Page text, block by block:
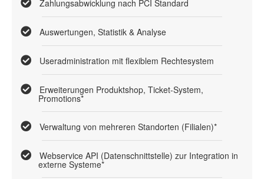
Zahlungsabwicklung nach PCI Standard
Auswertungen, Statistik & Analyse
Useradministration mit flexiblem Rechtesystem
Erweiterungen Produktshop, Ticket-System,
Promotions*
Verwaltung von mehreren Standorten (Filialen)*
Webservice API (Datenschnittstelle) zur Integration in
externe Systeme*